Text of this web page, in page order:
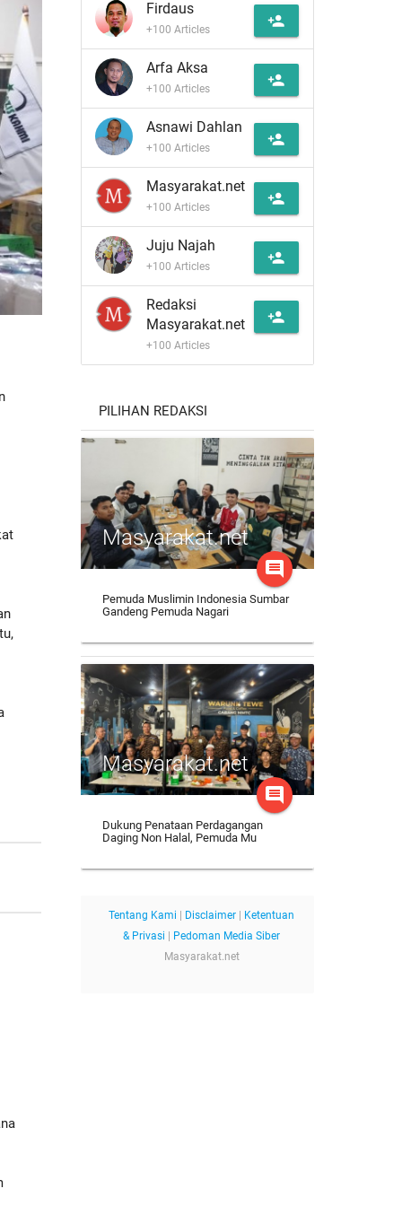
Firdaus
+100 Articles person_add
Arfa Aksa
+100 Articles person_add
Asnawi Dahlan
+100 Articles person_add
Masyarakat.net
+100 Articles person_add
Juju Najah
+100 Articles person_add
Redaksi
Masyarakat.net
+100 Articles
person_add
PILIHAN REDAKSI
Masyarakat.net
comment
Pemuda Muslimin Indonesia Sumbar
Gandeng Pemuda Nagari
Masyarakat.net
comment
Dukung Penataan Perdagangan
Daging Non Halal, Pemuda Mu
Tentang Kami Disclaimer
Ketentuan
& Privasi
Pedoman Media Siber
Masyarakat.net